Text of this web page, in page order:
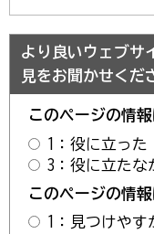
より良いウェブサ
見をお聞かせくだ
このページの情
1：役に立った
3：役に立たな
このページの情
1：見つけやす